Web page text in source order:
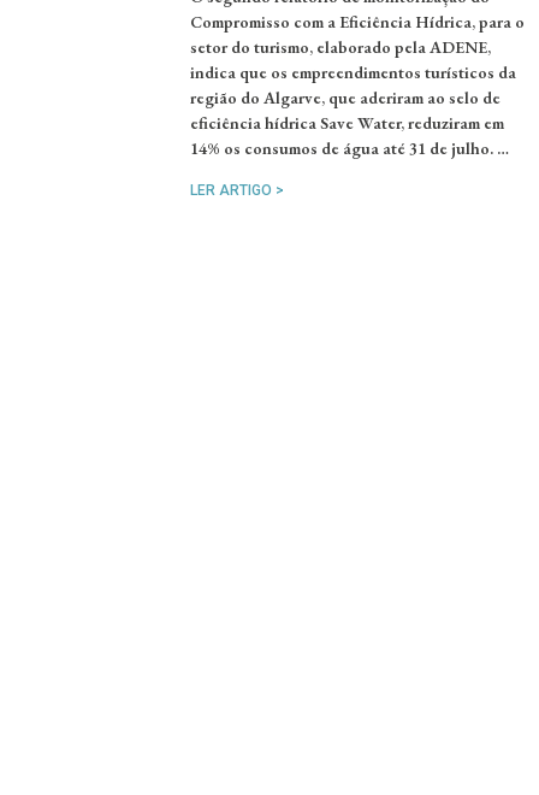
Compromisso com a Eficiência Hídrica, para o
setor do turismo, elaborado pela ADENE,
indica que os empreendimentos turísticos da
região do Algarve, que aderiram ao selo de
eficiência hídrica Save Water, reduziram em
14% os consumos de água até 31 de julho. …
LER ARTIGO >